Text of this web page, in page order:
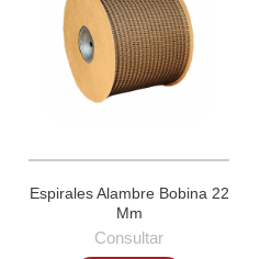
Espirales Alambre Bobina 22
Mm
Consultar